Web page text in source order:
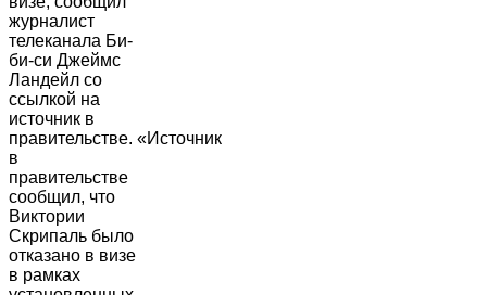
журналист
телеканала Би-
би-си Джеймс
Ландейл со
ссылкой на
источник в
правительстве. «Источник
в
правительстве
сообщил, что
Виктории
Скрипаль было
отказано в визе
в рамках